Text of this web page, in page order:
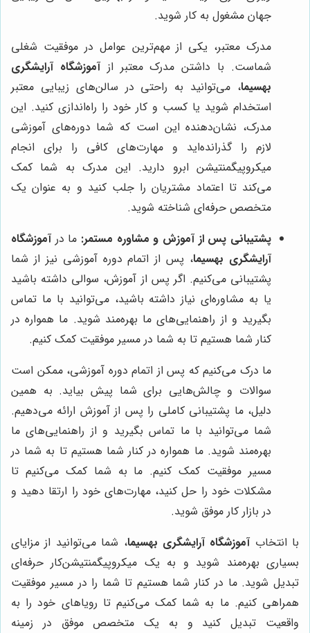
جهان مشغول به کار شوید.
مدرک معتبر، یکی از مهم‌ترین عوامل در موفقیت شغلی
شماست. با داشتن مدرک معتبر ازآموزشگاه آرایشگری
بهسیما، می‌توانید به راحتی در سالن‌های زیبایی معتبر
استخدام شوید یا کسب و کار خود را راه‌اندازی کنید. این
مدرک، نشان‌دهنده این است که شما دوره‌های آموزشی
لازم را گذرانده‌اید و مهارت‌های کافی را برای انجام
میکروپیگمنتیشن ابرو دارید. این مدرک به شما کمک
می‌کند تا اعتماد مشتریان را جلب کنید و به عنوان یک
متخصص حرفه‌ای شناخته شوید.
پشتیبانی پس از آموزش و مشاوره مستمر: ما درآموزشگاه
آرایشگری بهسیما، پس از اتمام دوره آموزشی نیز از شما
پشتیبانی می‌کنیم. اگر پس از آموزش، سوالی داشته باشید
یا به مشاوره‌ای نیاز داشته باشید، می‌توانید با ما تماس
بگیرید و از راهنمایی‌های ما بهره‌مند شوید. ما همواره در
کنار شما هستیم تا به شما در مسیر موفقیت کمک کنیم.
ما درک می‌کنیم که پس از اتمام دوره آموزشی، ممکن است
سوالات و چالش‌هایی برای شما پیش بیاید. به همین
دلیل، ما پشتیبانی کاملی را پس از آموزش ارائه می‌دهیم.
شما می‌توانید با ما تماس بگیرید و از راهنمایی‌های ما
بهره‌مند شوید. ما همواره در کنار شما هستیم تا به شما در
مسیر موفقیت کمک کنیم. ما به شما کمک می‌کنیم تا
مشکلات خود را حل کنید، مهارت‌های خود را ارتقا دهید و
در بازار کار موفق شوید.
با انتخابآموزشگاه آرایشگری بهسیما، شما می‌توانید از مزایای
بسیاری بهره‌مند شوید و به یک میکروپیگمنتیشن‌کار حرفه‌ای
تبدیل شوید. ما در کنار شما هستیم تا شما را در مسیر موفقیت
همراهی کنیم. ما به شما کمک می‌کنیم تا رویاهای خود را به
واقعیت تبدیل کنید و به یک متخصص موفق در زمینه